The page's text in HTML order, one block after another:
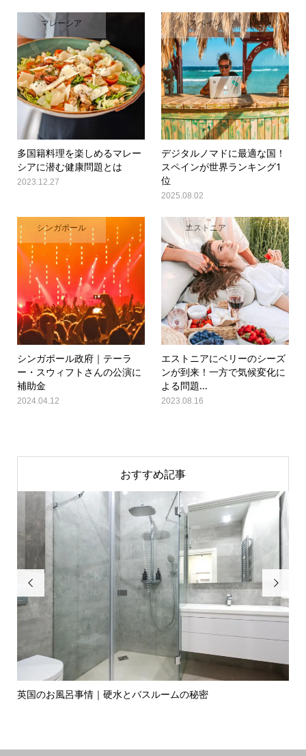
マレーシア
多国籍料理を楽しめるマレー
シアに潜む健康問題とは
2023.12.27
スペイン
デジタルノマドに最適な国！
スペインが世界ランキング1
位
2025.08.02
シンガポール
シンガポール政府｜テーラ
ー・スウィフトさんの公演に
補助金
2024.04.12
エストニア
エストニアにベリーのシーズ
ンが到来！一方で気候変化に
よる問題...
2023.08.16
おすすめ記事

英国のお風呂事情｜硬水とバスルームの秘密
